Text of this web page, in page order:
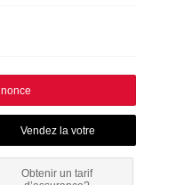
Obtenir un tarif